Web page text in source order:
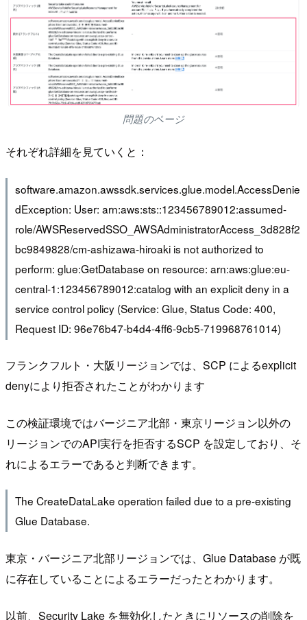
問題のページ
それぞれ詳細を見ていくと：
software.amazon.awssdk.services.glue.model.AccessDenie
dException: User: arn:aws:sts::123456789012:assumed-
role/AWSReservedSSO_AWSAdministratorAccess_3d828f2
bc9849828/cm-ashizawa-hiroaki is not authorized to
perform: glue:GetDatabase on resource: arn:aws:glue:eu-
central-1:123456789012:catalog with an explicit deny in a
service control policy (Service: Glue, Status Code: 400,
Request ID: 96e76b47-b4d4-4ff6-9cb5-719968761014)
フランクフルト・大阪リージョンでは、SCP によるexplicit
denyにより拒否されたことがわかります
この検証環境ではバージニア北部・東京リージョン以外の
リージョンでのAPI実行を拒否するSCP を設定しており、そ
れによるエラーであると判断できます。
The CreateDataLake operation failed due to a pre-existing
Glue Database.
東京・バージニア北部リージョンでは、Glue Database が既
に存在していることによるエラーだったとわかります。
以前、Security Lake を無効化したときにリソースの削除を